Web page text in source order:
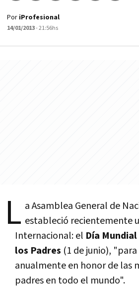
Por iProfesional
14/01/2013- 21:56hs
L a Asamblea General de
estableció recientemente
Internacional: el Día
los Padres (1 de junio),
anualmente en honor de las
padres en todo el mundo".